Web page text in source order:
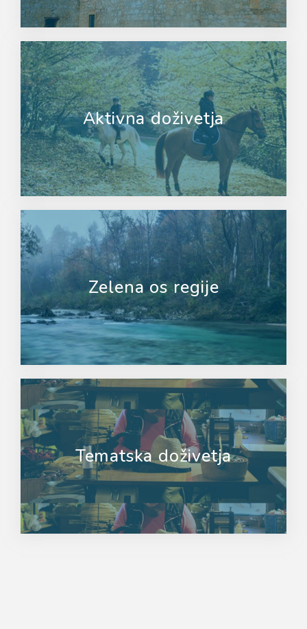
Aktivna doživetja
Zelena os regije
Tematska doživetja